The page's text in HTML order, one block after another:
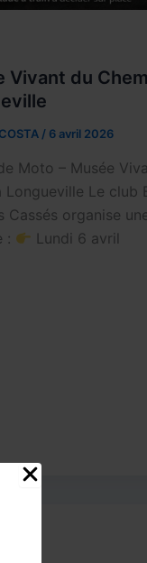
Vivant du
/ 6 avril 2026
Moto – Musée
Longueville Le club
Cassés organise
:
Lundi 6 avril